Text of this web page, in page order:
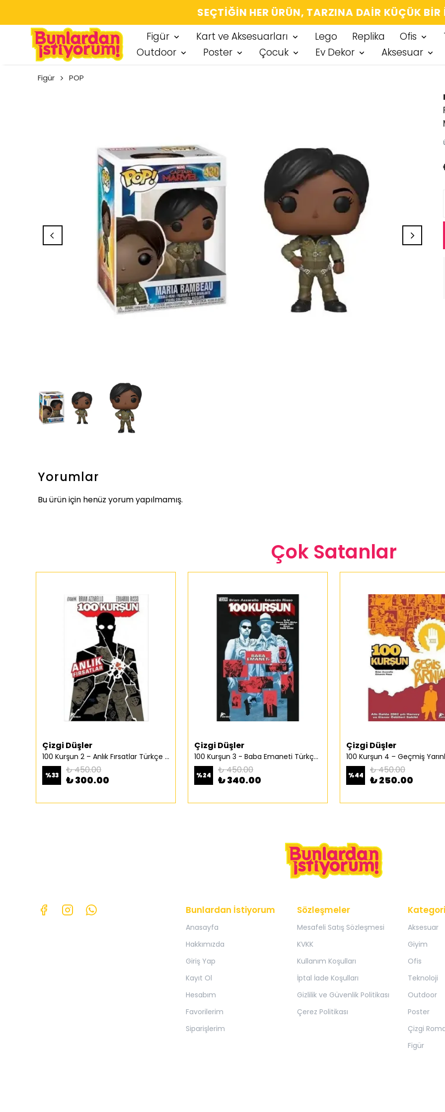
SEÇTIĞIN HER ÜRÜN, TARZINA DAIR KÜÇÜK
Figür Kart ve Aksesuarları Lego Replika Ofis
Outdoor
Poster Çocuk Ev Dekor Aksesuar
Figür POP
Yorumlar
Bu ürün için henüz yorum yapılmamış.
Çok Satanlar
Çizgi Düşler
100 Kurşun 2 – Anlık Fırsatlar Türkçe Çizgi Roman
%33 ₺ 450.00
₺ 300.00
Çizgi Düşler
100 Kurşun 3 - Baba Emaneti Türkçe Çizgi Roman
%24 ₺ 450.00
₺ 340.00
Çizgi Düşler
%44 ₺ 450.00
₺ 250.00
Bunlardan İstiyorum
Anasayfa
Hakkımızda
Giriş Yap
Kayıt Ol
Hesabım
Favorilerim
Siparişlerim
Sözleşmeler
Mesafeli Satış Sözleşmesi
KVKK
Kullanım Koşulları
İptal İade Koşulları
Gizlilik ve Güvenlik Politikası
Çerez Politikası
Aksesuar
Giyim
Ofis
Teknoloji
Outdoor
Poster
Çizgi
Figür